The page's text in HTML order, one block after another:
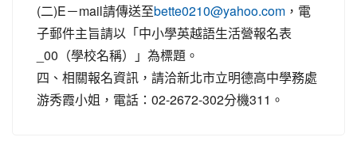
(二)E－mail請傳送至bette0210@yahoo.com ，電
子郵件主旨請以「中小學英越語生活營報名表
_00（學校名稱）」為標題。
四、相關報名資訊，請洽新北市立明德高中學務處
游秀霞小姐，電話：02-2672-302分機311。